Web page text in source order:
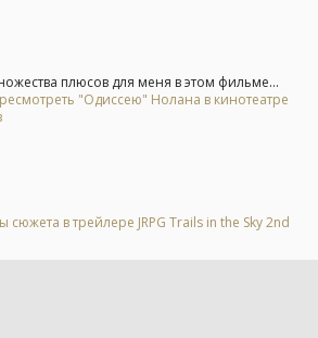
плюсов для меня в этом фильме...
"Одиссею" Нолана в кинотеатре
в трейлере JRPG Trails in the Sky 2nd